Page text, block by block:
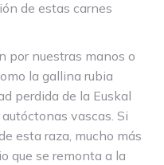
de estas carnes
por nuestras manos o
la gallina rubia
perdida de la Euskal
vascas. Si
esta raza, mucho más
que se remonta a la